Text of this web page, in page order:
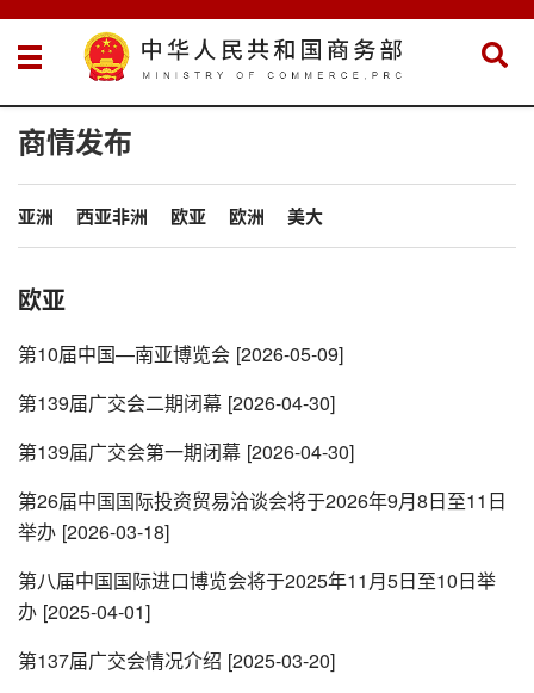
商情发布
亚洲 西亚非洲 欧亚 欧洲 美大
欧亚
第10届中国—南亚博览会 [2026-05-09]
第139届广交会二期闭幕 [2026-04-30]
第139届广交会第一期闭幕 [2026-04-30]
第26届中国国际投资贸易洽谈会将于2026年9月8日至11日
举办 [2026-03-18]
第八届中国国际进口博览会将于2025年11月5日至10日举
办 [2025-04-01]
第137届广交会情况介绍 [2025-03-20]